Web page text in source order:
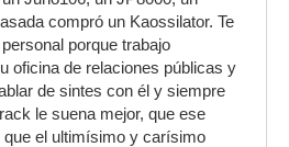
compró un Kaossilator. Te
porque trabajo
oficina de relaciones públicas y
de sintes con él y siempre
le suena mejor, que ese
el ultimísimo y carísimo